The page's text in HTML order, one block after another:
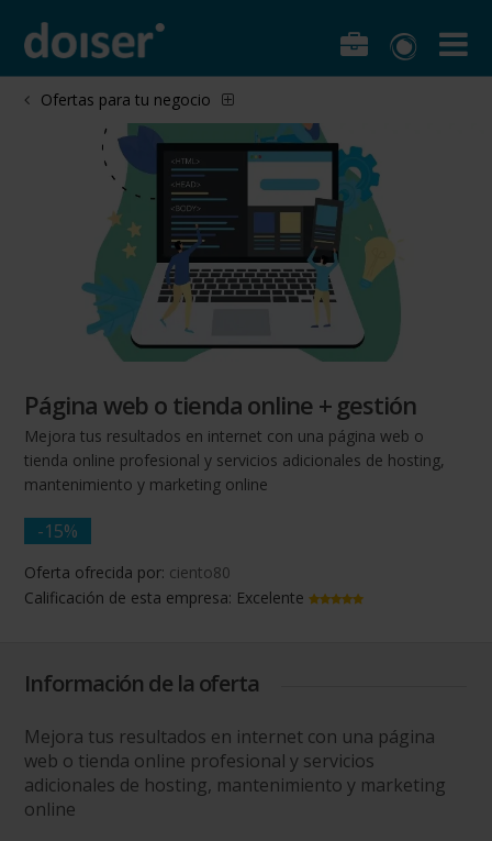
Ofertas para tu negocio
Página web o tienda online + gestión
Mejora tus resultados en internet con una página web o
tienda online profesional y servicios adicionales de hosting,
mantenimiento y marketing online
-15%
Oferta ofrecida por: ciento80
Calificación de esta empresa: Excelente
Información de la oferta
Mejora tus resultados en internet con una página
web o tienda online profesional y servicios
adicionales de hosting, mantenimiento y marketing
online